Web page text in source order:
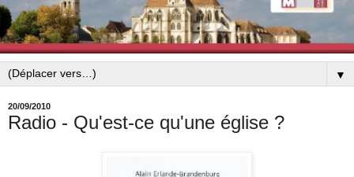
▼
20/09/2010
Radio - Qu'est-ce qu'une église ?